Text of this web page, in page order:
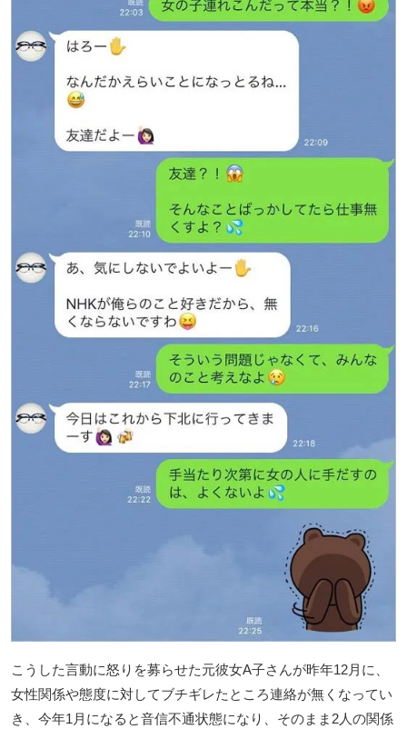
こうした言動に怒りを募らせた元彼女A子さんが昨年12月に、
女性関係や態度に対してブチギレたところ連絡が無くなってい
き、今年1月になると音信不通状態になり、そのまま2人の関係